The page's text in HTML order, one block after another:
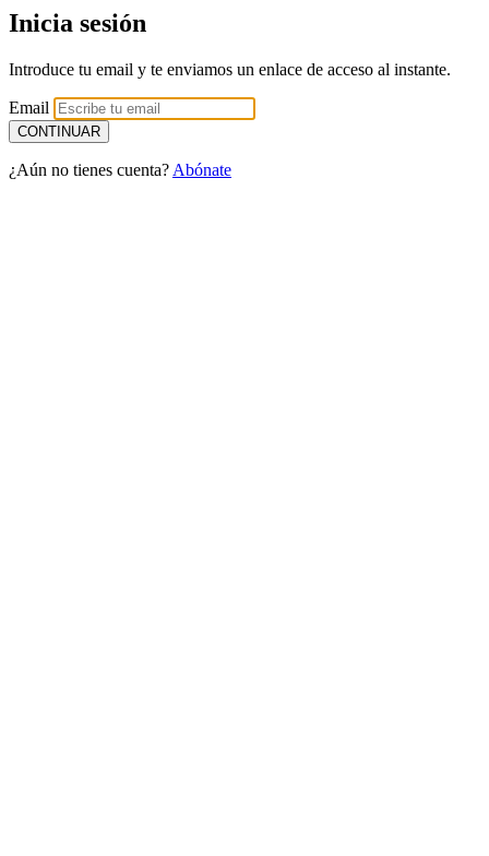
Inicia sesión
Introduce tu email y te enviamos un enlace de acceso al instante.
Email
¿Aún no tienes cuenta? Abónate